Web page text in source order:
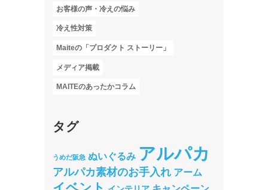
お客様の声・冷えの悩み
冷え性対策
Maiteの「プロダクト ストーリー」
メディア掲載
MAITEのあったかコラム
タグ
うめだ阪急 ぬいぐるみ アルパカ
アルパカ素材のお手入れ アーム